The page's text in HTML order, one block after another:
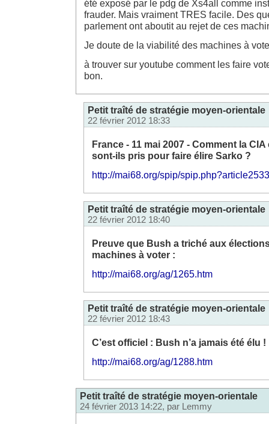
été exposé par le pdg de Xs4all comme
frauder. Mais vraiment TRES facile. Des
parlement ont aboutit au rejet de ces
Je doute de la viabilité des machines à
à trouver sur youtube comment les faire
bon.
Petit traîté de stratégie moyen-orientale
22 février 2012 18:33
France - 11 mai 2007 - Comment la CIA
sont-ils pris pour faire élire Sarko ?
http://mai68.org/spip/spip.php?article2533
Petit traîté de stratégie moyen-orientale
22 février 2012 18:40
Preuve que Bush a triché aux
machines à voter :
http://mai68.org/ag/1265.htm
Petit traîté de stratégie moyen-orientale
22 février 2012 18:43
C’est officiel : Bush n’a jamais été élu !
http://mai68.org/ag/1288.htm
Petit traîté de stratégie moyen-orientale
24 février 2013 14:22, par Lemmy